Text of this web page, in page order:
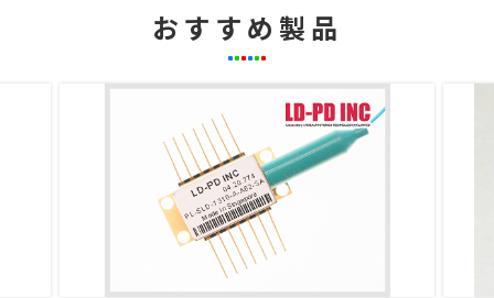
おすすめ製品